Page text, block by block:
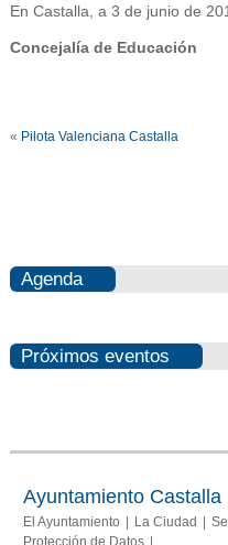
En Castalla, a 3 de junio de
Concejalía de Educación
« Pilota Valenciana Castalla
Agenda
Próximos eventos
Ayuntamiento Castalla
El Ayuntamiento La Ciudad
Protección de Datos